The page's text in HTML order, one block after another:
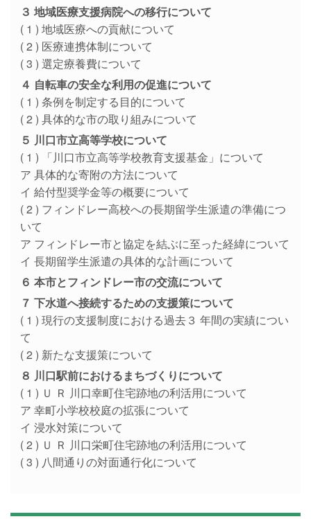
３ 地域医療支援病院への移行について
( 1 ) 地域医療への貢献について
( 2 ) 医療連携体制について
( 3 ) 選定療養費について
４ 自転車の安全な利用の促進について
( 1 ) 条例を制定する目的について
( 2 ) 具体的な市の取り組みについて
５ 川口市立高等学校について
( 1 ) 「川口市立高等学校教育支援基金」について
ア 具体的な寄附の方法について
イ 給付型奨学金等の概要について
( 2 ) フィンドレー高校への長期留学生派遣の準備につ
いて
ア フィンドレー市と協定を結ぶに至った経緯について
イ 長期留学生派遣の具体的な計画について
６ 本市とフィンドレー市の交流について
７ 下水道へ接続するための支援策について
( 1 ) 現行の支援制度における過去３ 年間の実績につい
て
( 2 ) 新たな支援策について
８ 川口駅前におけるまちづくりについて
( 1 ) Ｕ Ｒ 川口幸町住宅跡地の利活用について
ア 幸町小学校校庭の拡張について
イ 浸水対策について
( 2 ) Ｕ Ｒ 川口栄町住宅跡地の利活用について
( 3 ) 八間通りの対面通行化について